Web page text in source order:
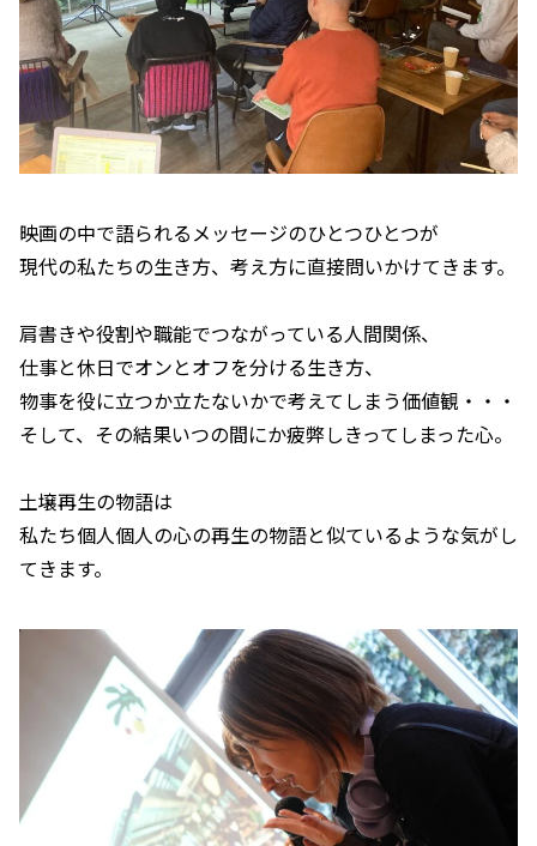
映画の中で語られるメッセージのひとつひとつが
現代の私たちの生き方、考え方に直接問いかけてきます。
肩書きや役割や職能でつながっている人間関係、
仕事と休日でオンとオフを分ける生き方、
物事を役に立つか立たないかで考えてしまう価値観・・・
そして、その結果いつの間にか疲弊しきってしまった心。
土壌再生の物語は
私たち個人個人の心の再生の物語と似ているような気がし
てきます。